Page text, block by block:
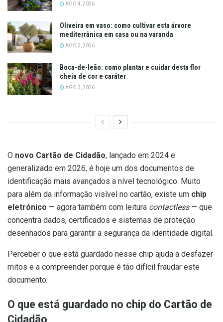
AGO 4, 2026
Oliveira em vaso: como cultivar esta árvore
mediterrânica em casa ou na varanda
AGO 3, 2026
Boca-de-leão: como plantar e cuidar desta flor
cheia de cor e caráter
AGO 3, 2026
O novo Cartão de Cidadão, lançado em 2024 e
generalizado em 2026, é hoje um dos documentos de
identificação mais avançados a nível tecnológico. Muito
para além da informação visível no cartão, existe um chip
eletrónico — agora também com leitura contactless— que
concentra dados, certificados e sistemas de proteção
desenhados para garantir a segurança da identidade digital.
Perceber o que está guardado nesse chip ajuda a desfazer
mitos e a compreender porque é tão difícil fraudar este
documento.
O que está guardado no chip do Cartão de
Cidadão